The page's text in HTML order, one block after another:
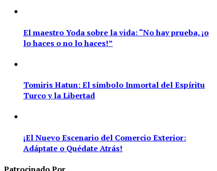
El maestro Yoda sobre la vida: “No hay prueba, ¡o
lo haces o no lo haces!”
Tomiris Hatun: El símbolo Inmortal del Espíritu
Turco y la Libertad
¡El Nuevo Escenario del Comercio Exterior:
Adáptate o Quédate Atrás!